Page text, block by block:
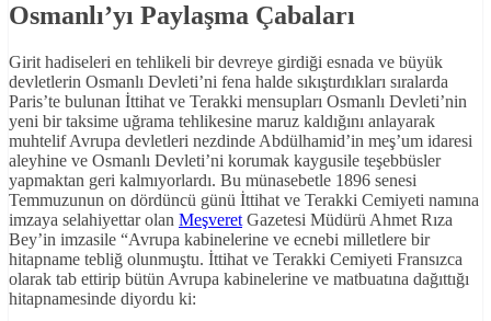
Osmanlı’yı Paylaşma Çabaları
Girit hadiseleri en tehlikeli bir devreye girdiği esnada ve büyük
devletlerin Osmanlı Devleti’ni fena halde sıkıştırdıkları sıralarda
Paris’te bulunan İttihat ve Terakki mensupları Osmanlı Devleti’nin
yeni bir taksime uğrama tehlikesine maruz kaldığını anlayarak
muhtelif Avrupa devletleri nezdinde Abdülhamid’in meş’um idaresi
aleyhine ve Osmanlı Devleti’ni korumak kaygusile teşebbüsler
yapmaktan geri kalmıyorlardı. Bu münasebetle 1896 senesi
Temmuzunun on dördüncü günü İttihat ve Terakki Cemiyeti namına
imzaya selahiyettar olan Meşveret Gazetesi Müdürü Ahmet Rıza
Bey’in imzasile “Avrupa kabinelerine ve ecnebi milletlere bir
hitapname tebliğ olunmuştu. İttihat ve Terakki Cemiyeti Fransızca
olarak tab ettirip bütün Avrupa kabinelerine ve matbuatına dağıttığı
hitapnamesinde diyordu ki: